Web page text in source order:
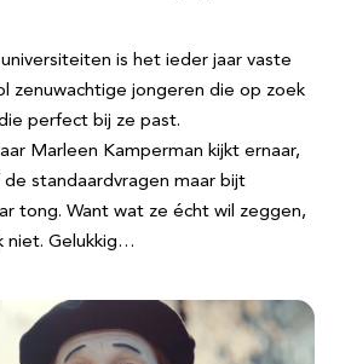
is het ieder jaar vaste
zenuwachtige jongeren die op zoek
perfect bij ze past.
Marleen Kamperman kijkt ernaar,
standaardvragen maar bijt
tong. Want wat ze écht wil zeggen,
niet. Gelukkig…